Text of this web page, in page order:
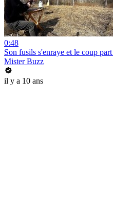
0:48
Son fusils s'enraye et le coup
Mister Buzz
il y a 10 ans